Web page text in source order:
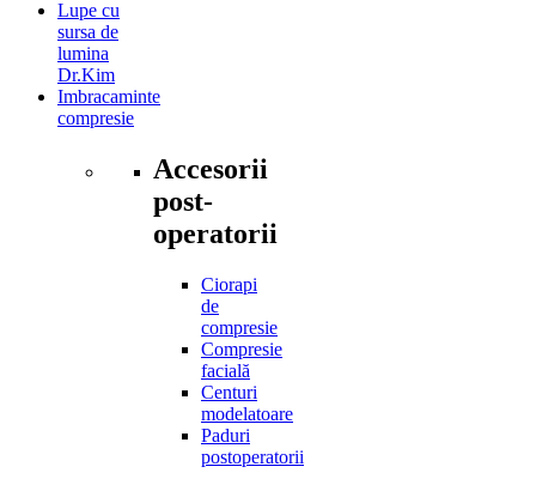
Lupe cu
sursa de
lumina
Dr.Kim
Imbracaminte
compresie
Accesorii
post-
operatorii
Ciorapi
de
compresie
Compresie
facială
Centuri
modelatoare
Paduri
postoperatorii